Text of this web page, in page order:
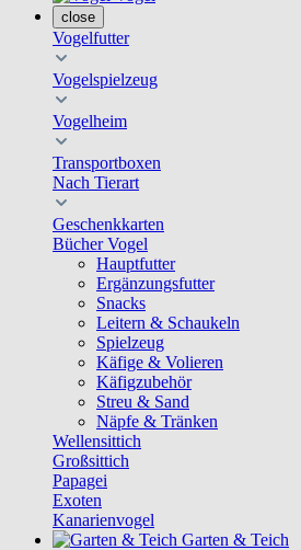
close
Vogelfutter
Vogelspielzeug
Vogelheim
Transportboxen
Nach Tierart
Geschenkkarten
Bücher Vogel
Hauptfutter
Ergänzungsfutter
Snacks
Leitern & Schaukeln
Spielzeug
Käfige & Volieren
Käfigzubehör
Streu & Sand
Näpfe & Tränken
Wellensittich
Großsittich
Papagei
Exoten
Kanarienvogel
Garten & Teich